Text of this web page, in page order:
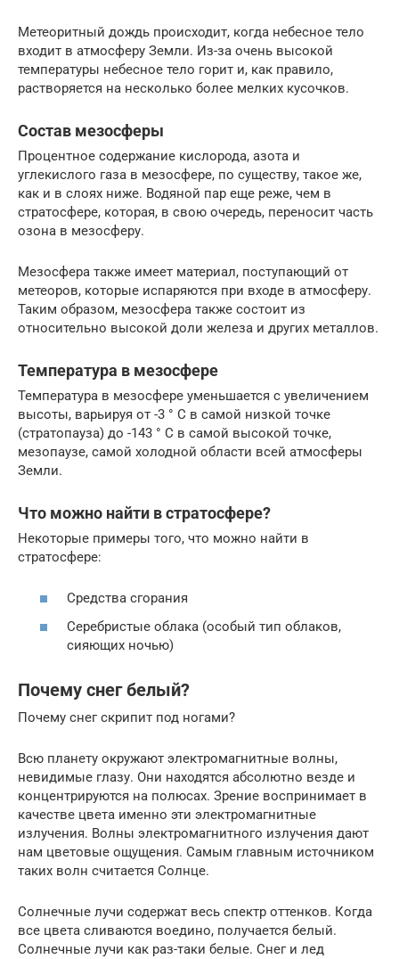
Метеоритный дождь происходит, когда небесное тело
входит в атмосферу Земли. Из-за очень высокой
температуры небесное тело горит и, как правило,
растворяется на несколько более мелких кусочков.
Состав мезосферы
Процентное содержание кислорода, азота и
углекислого газа в мезосфере, по существу, такое же,
как и в слоях ниже. Водяной пар еще реже, чем в
стратосфере, которая, в свою очередь, переносит часть
озона в мезосферу.
Мезосфера также имеет материал, поступающий от
метеоров, которые испаряются при входе в атмосферу.
Таким образом, мезосфера также состоит из
относительно высокой доли железа и других металлов.
Температура в мезосфере
Температура в мезосфере уменьшается с увеличением
высоты, варьируя от -3 ° C в самой низкой точке
(стратопауза) до -143 ° C в самой высокой точке,
мезопаузе, самой холодной области всей атмосферы
Земли.
Что можно найти в стратосфере?
Некоторые примеры того, что можно найти в
стратосфере:
Средства сгорания
Серебристые облака (особый тип облаков,
сияющих ночью)
Почему снег белый?
Почему снег скрипит под ногами?
Всю планету окружают электромагнитные волны,
невидимые глазу. Они находятся абсолютно везде и
концентрируются на полюсах. Зрение воспринимает в
качестве цвета именно эти электромагнитные
излучения. Волны электромагнитного излучения дают
нам цветовые ощущения. Самым главным источником
таких волн считается Солнце.
Солнечные лучи содержат весь спектр оттенков. Когда
все цвета сливаются воедино, получается белый.
Солнечные лучи как раз-таки белые. Снег и лед